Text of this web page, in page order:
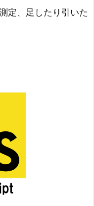
定、足したり引いた